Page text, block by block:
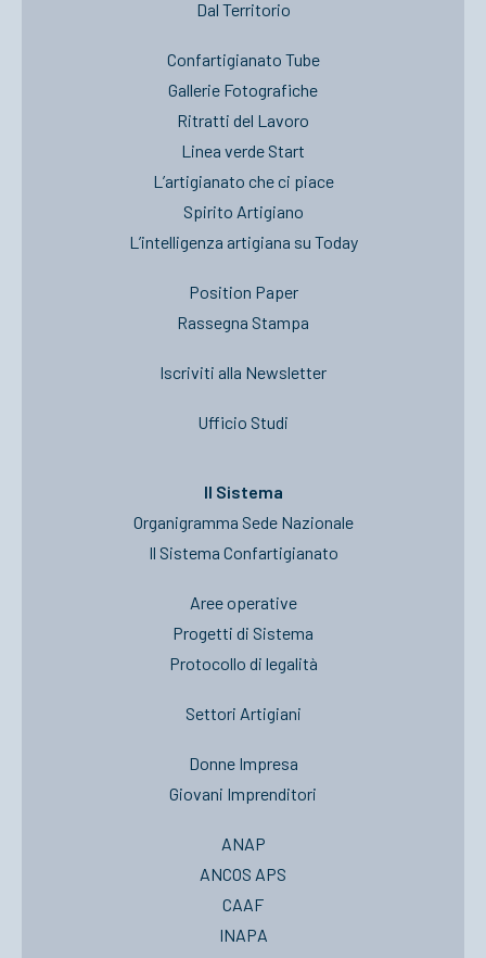
Dal Territorio
Confartigianato Tube
Gallerie Fotografiche
Ritratti del Lavoro
Linea verde Start
L’artigianato che ci piace
Spirito Artigiano
L’intelligenza artigiana su Today
Position Paper
Rassegna Stampa
Iscriviti alla Newsletter
Ufficio Studi
Il Sistema
Organigramma Sede Nazionale
Il Sistema Confartigianato
Aree operative
Progetti di Sistema
Protocollo di legalità
Settori Artigiani
Donne Impresa
Giovani Imprenditori
ANAP
ANCOS APS
CAAF
INAPA